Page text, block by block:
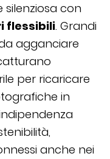
silenziosa con
flessibili. Grandi
agganciare
per ricaricare
in
anche nei